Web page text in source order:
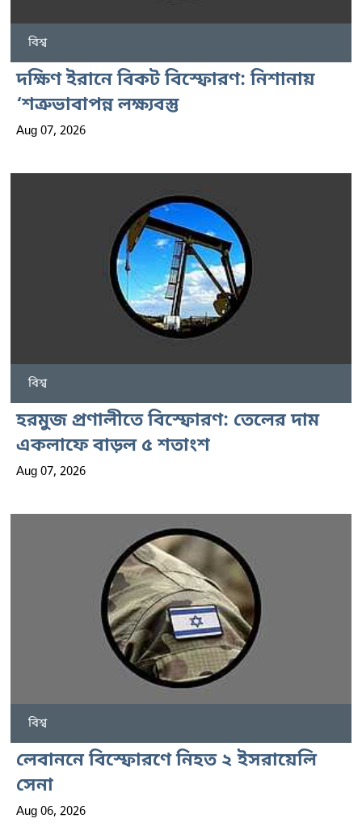
বিশ্ব
দক্ষিণ ইরানে বিকট বিস্ফোরণ: নিশানায়
‘শত্রুভাবাপন্ন লক্ষ্যবস্তু
Aug 07, 2026
বিশ্ব
হরমুজ প্রণালীতে বিস্ফোরণ: তেলের দাম
একলাফে বাড়ল ৫ শতাংশ
Aug 07, 2026
বিশ্ব
লেবাননে বিস্ফোরণে নিহত ২ ইসরায়েলি
সেনা
Aug 06, 2026